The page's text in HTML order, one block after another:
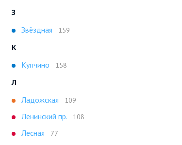
З
Звёздная
159
К
Купчино
158
Л
Ладожская
109
Ленинский пр. 108
Лесная 77